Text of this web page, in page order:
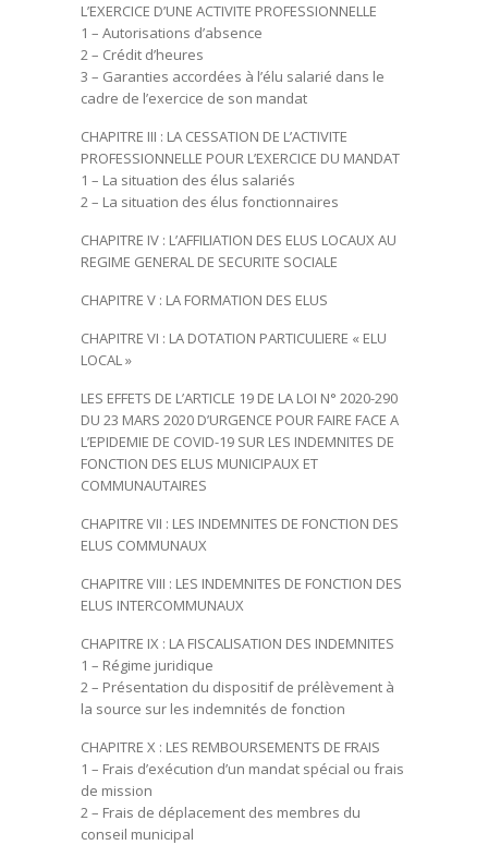
L’EXERCICE D’UNE ACTIVITE PROFESSIONNELLE
1 – Autorisations d’absence
2 – Crédit d’heures
3 – Garanties accordées à l’élu salarié dans le
cadre de l’exercice de son mandat
CHAPITRE III : LA CESSATION DE L’ACTIVITE
PROFESSIONNELLE POUR L’EXERCICE DU MANDAT
1 – La situation des élus salariés
2 – La situation des élus fonctionnaires
CHAPITRE IV : L’AFFILIATION DES ELUS LOCAUX AU
REGIME GENERAL DE SECURITE SOCIALE
CHAPITRE V : LA FORMATION DES ELUS
CHAPITRE VI : LA DOTATION PARTICULIERE « ELU
LOCAL »
LES EFFETS DE L’ARTICLE 19 DE LA LOI N° 2020-290
DU 23 MARS 2020 D’URGENCE POUR FAIRE FACE A
L’EPIDEMIE DE COVID-19 SUR LES INDEMNITES DE
FONCTION DES ELUS MUNICIPAUX ET
COMMUNAUTAIRES
CHAPITRE VII : LES INDEMNITES DE FONCTION DES
ELUS COMMUNAUX
CHAPITRE VIII : LES INDEMNITES DE FONCTION DES
ELUS INTERCOMMUNAUX
CHAPITRE IX : LA FISCALISATION DES INDEMNITES
1 – Régime juridique
2 – Présentation du dispositif de prélèvement à
la source sur les indemnités de fonction
CHAPITRE X : LES REMBOURSEMENTS DE FRAIS
1 – Frais d’exécution d’un mandat spécial ou frais
de mission
2 – Frais de déplacement des membres du
conseil municipal